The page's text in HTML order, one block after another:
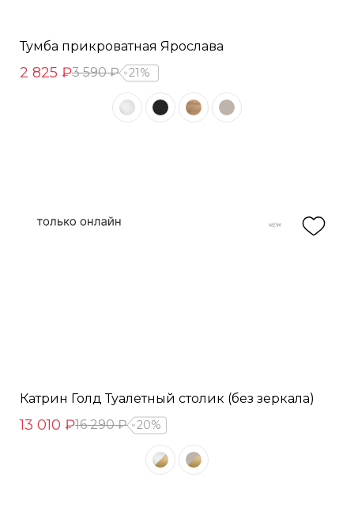
Тумба прикроватная Ярослава
2 825 ₽3 590 ₽ 21%
Катрин Голд Туалетный столик (без зеркала)
13 010 ₽16 290 ₽ 20%